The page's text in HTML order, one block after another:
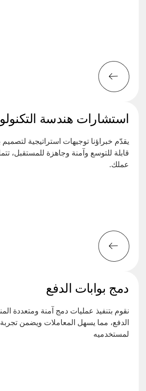
استشارات هندسة
يقدّم خبراؤنا توجيهات استراتيجية لتصميم
قابلة للتوسع وآمنة وجاهزة للمستقبل،
عملك.
دمج بوابات الدفع
نقوم بتنفيذ عمليات دمج آمنة ومتعددة
الدفع، مما يسهل المعاملات ويضمن
لمستخدميه